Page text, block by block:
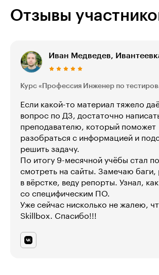
Отзывы
Иван Медведев,
Курс «Профессия Инженер по
Если какой-то материал тяжело
вопрос по ДЗ, достаточно
преподавателю, который поможет
разобраться с информацией и
решить задачу.
По итогу 9-месячной учёбы стал
смотреть на сайты. Замечаю
в вёрстке, веду репорты. Узнал,
со специфическим ПО.
Уже сейчас нисколько не жалею,
Skillbox. Спасибо!!!